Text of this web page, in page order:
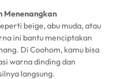
Menenangkan
beige, abu muda, atau
ini bantu menciptakan
Di Coohom, kamu bisa
warna dinding dan
langsung.